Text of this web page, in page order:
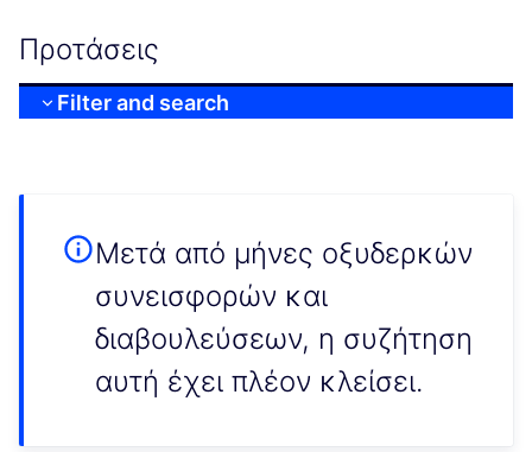
Προτάσεις
Filter and search
Μετά από μήνες οξυδερκών
συνεισφορών και
διαβουλεύσεων, η συζήτηση
αυτή έχει πλέον κλείσει.